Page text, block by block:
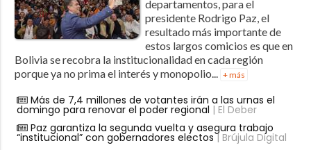
departamentos, para el
presidente Rodrigo Paz, el
resultado más importante de
estos largos comicios es que en
Bolivia se recobra la institucionalidad en cada región
porque ya no prima el interés y monopolio... + más
Más de 7,4 millones de votantes irán a las urnas el
domingo para renovar el poder regional | El Deber
Paz garantiza la segunda vuelta y asegura trabajo
“institucional” con gobernadores electos| Brújula Digital